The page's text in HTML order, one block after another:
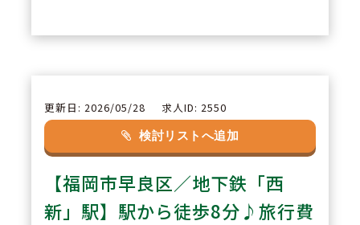
福岡市内（バス停から徒歩2分）
という立地で、時給2,300円と好
待遇の求人です。
POINT 3
更新日: 2026/05/28 求人ID: 2550
検討リストへ追加
【福岡市早良区／地下鉄「西
新」駅】駅から徒歩8分♪旅行費